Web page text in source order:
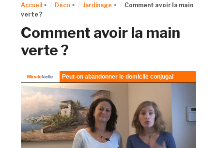
Accueil > Déco > Jardinage >
Comment avoir la main
verte ?
Comment avoir la main
verte ?